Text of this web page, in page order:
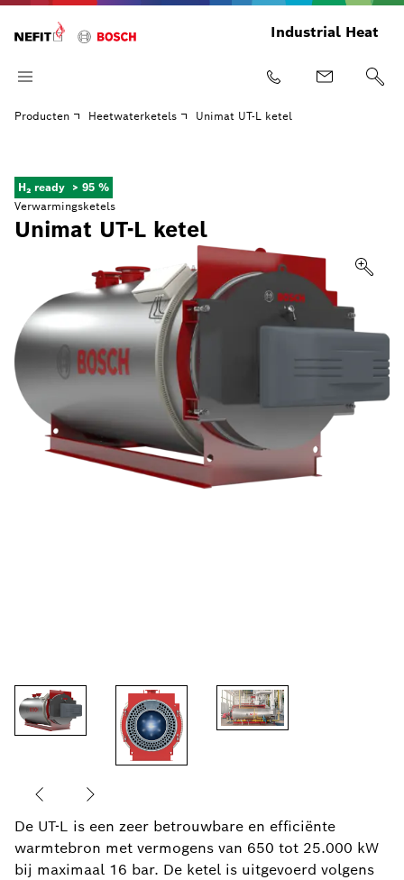
Industrial Heat
Producten Heetwaterketels Unimat UT-L ketel
H₂ ready > 95 %
Verwarmingsketels
Unimat UT-L ketel
De UT-L is een zeer betrouwbare en efficiënte
warmtebron met vermogens van 650 tot 25.000 kW
bij maximaal 16 bar. De ketel is uitgevoerd volgens